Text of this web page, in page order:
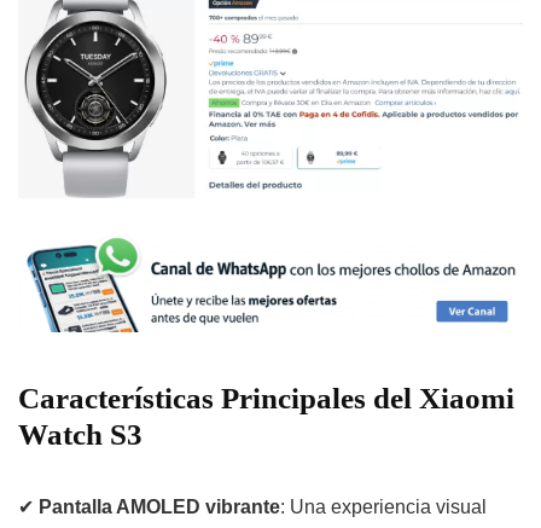
Características Principales del Xiaomi
Watch S3
✔ Pantalla AMOLED vibrante: Una experiencia visual